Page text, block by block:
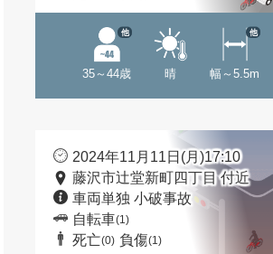
35～44歳
他
晴 幅～5.5m
他
2024年11月11日(月)17:10
藤沢市辻堂新町四丁目 付近
車両単独 小破事故
自転車(1)
死亡(0) 負傷(1)